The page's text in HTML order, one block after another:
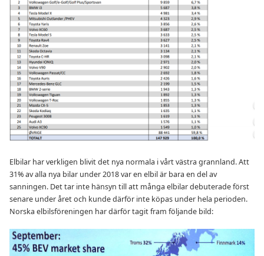
Elbilar har verkligen blivit det nya normala i vårt västra grannland. Att
31% av alla nya bilar under 2018 var en elbil är bara en del av
sanningen. Det tar inte hänsyn till att många elbilar debuterade först
senare under året och kunde därför inte köpas under hela perioden.
Norska elbilsföreningen har därför tagit fram följande bild: